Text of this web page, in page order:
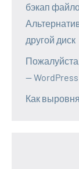
бэкап
другой диск
— WordPress
Как